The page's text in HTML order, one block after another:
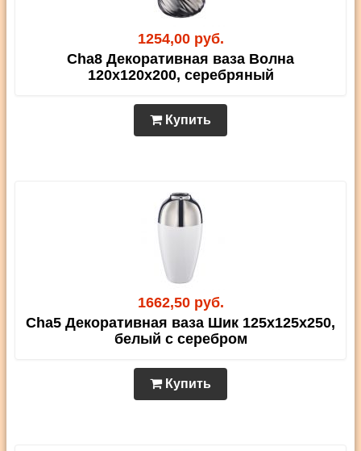
1254,00 руб.
Cha8 Декоративная ваза Волна
120х120х200, серебряный
Купить
1662,50 руб.
Cha5 Декоративная ваза Шик 125х125х250,
белый с серебром
Купить